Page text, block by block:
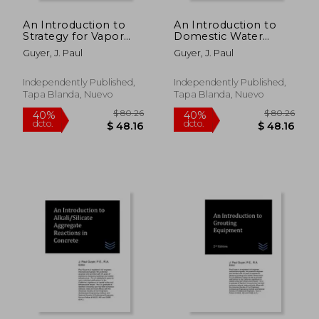
40%
dcto.
40%
dcto.
An Introduction to
Strategy for Vapor
Extraction and
Bioventing of Soils
Guyer, J. Paul
Independently Published,
Tapa Blanda, Nuevo
An Introduction to
Domestic Water
Distribution (en
Inglés)
Guyer, J. Paul
Independently Published,
Tapa Blanda, Nuevo